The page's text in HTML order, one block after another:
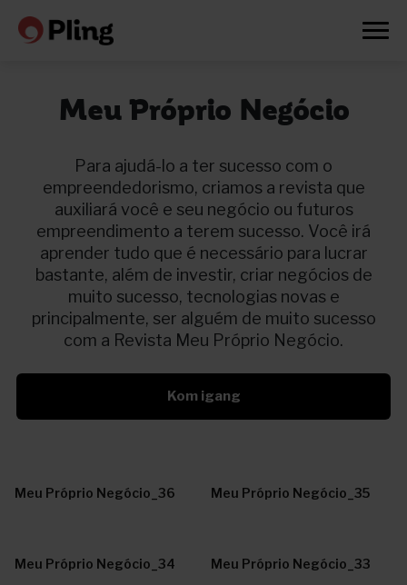
Prøv en måned gratis
Meu Próprio Negócio
Para ajudá-lo a ter sucesso com o
empreendedorismo, criamos a revista que
auxiliará você e seu negócio ou futuros
empreendimento a terem sucesso. Você ir
aprender tudo que é necessário para lucrar
bastante, além de investir, criar negócios de
muito sucesso, tecnologias novas e
principalmente, ser alguém de muito sucesso
com a Revista Meu Próprio Negócio.
Kom igang
Meu Próprio Negócio_36 Meu Próprio Negócio_35
Meu Próprio Negócio_34 Meu Próprio Negócio_33